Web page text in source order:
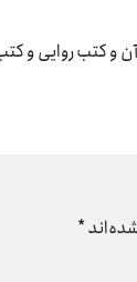
و کتب روایی و
*